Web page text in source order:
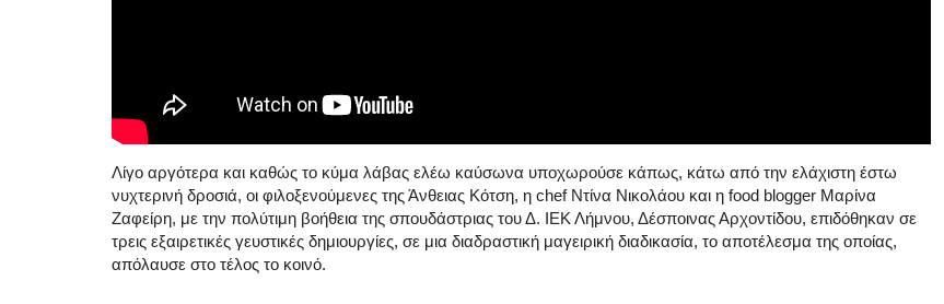
Λίγο αργότερα και καθώς το κύμα λάβας ελέω καύσωνα υποχωρούσε κάπως, κάτω από την ελάχιστη έστω
νυχτερινή δροσιά, οι φιλοξενούμενες της Άνθειας Κότση, η chef Ντίνα Νικολάου και η food blogger Μαρίνα
Ζαφείρη, με την πολύτιμη βοήθεια της σπουδάστριας του Δ. ΙΕΚ Λήμνου, Δέσποινας Αρχοντίδου, επιδόθηκαν σε
τρεις εξαιρετικές γευστικές δημιουργίες, σε μια διαδραστική μαγειρική διαδικασία, το αποτέλεσμα της οποίας,
απόλαυσε στο τέλος το κοινό.